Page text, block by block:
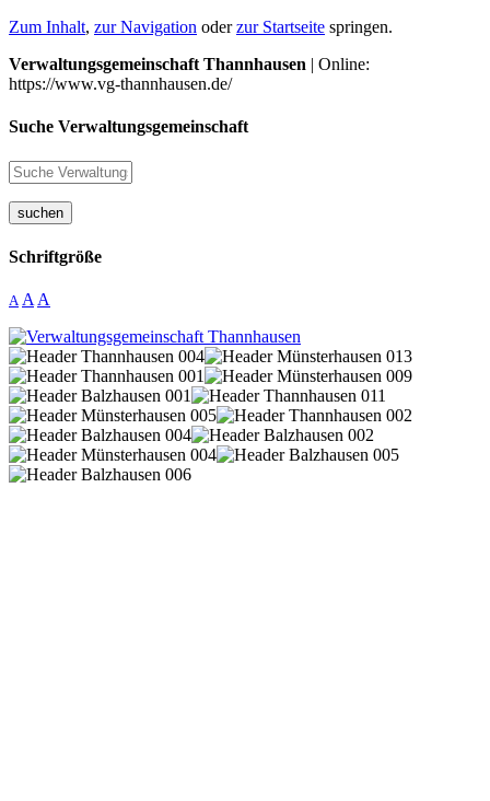
Zum Inhalt, zur Navigation oderzur Startseite springen.
Verwaltungsgemeinschaft Thannhausen | Online:
https://www.vg-thannhausen.de/
Suche Verwaltungsgemeinschaft
suchen
Schriftgröße
A A A